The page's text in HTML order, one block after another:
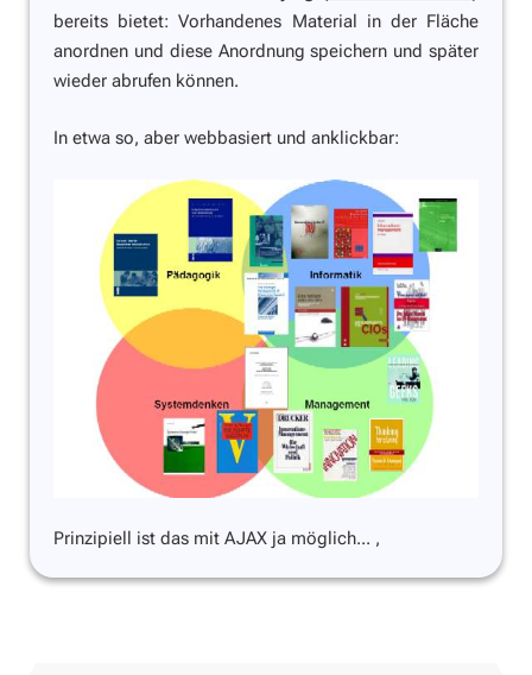
bereits bietet: Vorhandenes Material in der Fläche
anordnen und diese Anordnung speichern und später
wieder abrufen können.
In etwa so, aber webbasiert und anklickbar:
Prinzipiell ist das mit AJAX ja möglich... ,